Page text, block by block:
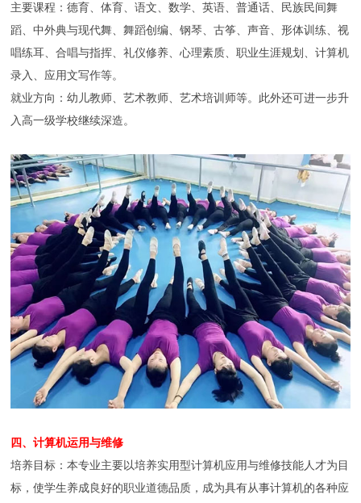
主要课程：德育、体育、语文、数学、英语、普通话、民族民间舞
蹈、中外典与现代舞、舞蹈创编、钢琴、古筝、声音、形体训练、视
唱练耳、合唱与指挥、礼仪修养、心理素质、职业生涯规划、计算机
录入、应用文写作等。
就业方向：幼儿教师、艺术教师、艺术培训师等。此外还可进一步升
入高一级学校继续深造。
四、计算机运用与维修
培养目标：本专业主要以培养实用型计算机应用与维修技能人才为目
标，使学生养成良好的职业道德品质，成为具有从事计算机的各种应